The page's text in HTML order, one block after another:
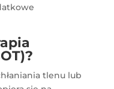
tlenu lub